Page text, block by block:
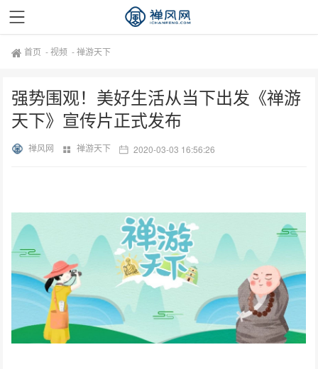
首页 -视频 -禅游天下
强势围观！美好生活从当下出发《禅游
天下》宣传片正式发布
禅风网 禅游天下 2020-03-03 16:56:26